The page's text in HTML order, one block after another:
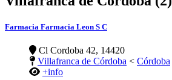
Farmacia Farmacia Leon S C
Cl Cordoba 42, 14420
Villafranca de Córdoba < Córdoba
+info